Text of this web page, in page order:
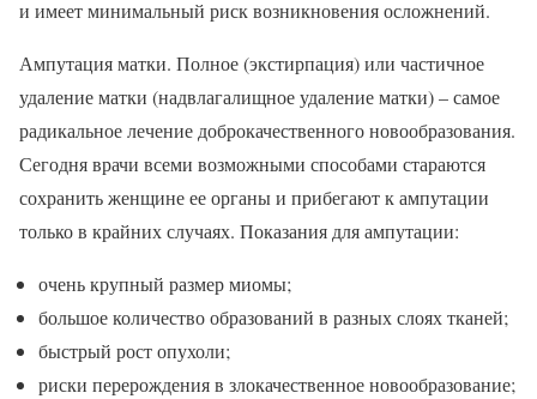
и имеет минимальный риск возникновения осложнений.
Ампутация матки. Полное (экстирпация) или частичное
удаление матки (надвлагалищное удаление матки) – самое
радикальное лечение доброкачественного новообразования.
Сегодня врачи всеми возможными способами стараются
сохранить женщине ее органы и прибегают к ампутации
только в крайних случаях. Показания для ампутации:
очень крупный размер миомы;
большое количество образований в разных слоях тканей;
быстрый рост опухоли;
риски перерождения в злокачественное новообразование;